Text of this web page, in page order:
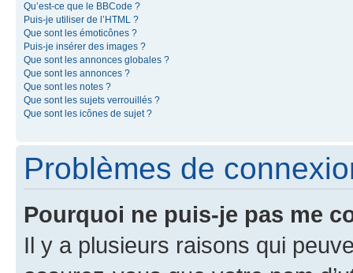
Qu’est-ce que le BBCode ?
Puis-je utiliser de l’HTML ?
Que sont les émoticônes ?
Puis-je insérer des images ?
Que sont les annonces globales ?
Que sont les annonces ?
Que sont les notes ?
Que sont les sujets verrouillés ?
Que sont les icônes de sujet ?
Problèmes de
Pourquoi ne puis-je pas me
Il y a plusieurs raisons qui